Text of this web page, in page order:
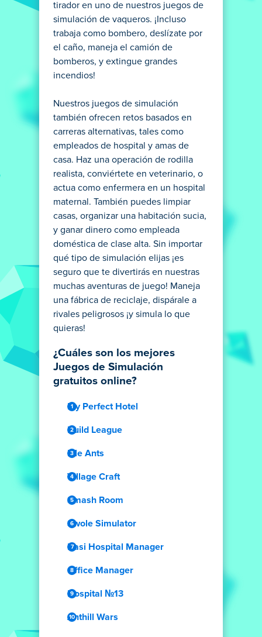
tirador en uno de nuestros juegos de
simulación de vaqueros. ¡Incluso
trabaja como bombero, deslízate por
el caño, maneja el camión de
bomberos, y extingue grandes
incendios!
Nuestros juegos de simulación
también ofrecen retos basados ​​en
carreras alternativas, tales como
empleados de hospital y amas de
casa. Haz una operación de rodilla
realista, conviértete en veterinario, o
actua como enfermera en un hospital
maternal. También puedes limpiar
casas, organizar una habitación sucia,
y ganar dinero como empleada
doméstica de clase alta. Sin importar
qué tipo de simulación elijas ¡es
seguro que te divertirás en nuestras
muchas aventuras de juego! Maneja
una fábrica de reciclaje, dispárale a
rivales peligrosos ¡y simula lo que
quieras!
¿Cuáles son los mejores
Juegos de Simulación
gratuitos online?
My Perfect Hotel
Build League
Idle Ants
Village Craft
Smash Room
Swole Simulator
Dasi Hospital Manager
Office Manager
Hospital №13
Anthill Wars